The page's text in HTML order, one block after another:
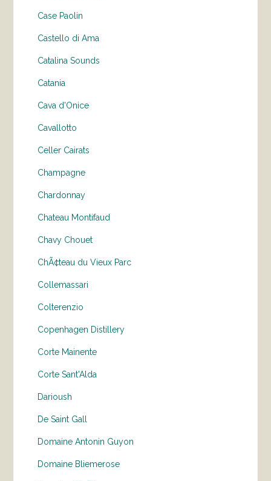
Case Paolin
Castello di Ama
Catalina Sounds
Catania
Cava d'Onice
Cavallotto
Celler Cairats
Champagne
Chardonnay
Chateau Montifaud
Chavy Chouet
ChÃ¢teau du Vieux Parc
Collemassari
Colterenzio
Copenhagen Distillery
Corte Mainente
Corte Sant'Alda
Darioush
De Saint Gall
Domaine Antonin Guyon
Domaine Bliemerose